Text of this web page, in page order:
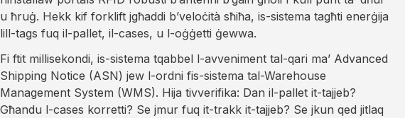
u ħruġ. Hekk kif forklift jgħaddi b’veloċità sħiħa, is-sistema tagħti enerġija
lill-tags fuq il-pallet, il-cases, u l-oġġetti ġewwa.
Fi ftit millisekondi, is-sistema tqabbel l-avveniment tal-qari ma’ Advanced
Shipping Notice (ASN) jew l-ordni fis-sistema tal-Warehouse
Management System (WMS). Hija tivverifika: Dan il-pallet it-tajjeb?
Għandu l-cases korretti? Se jmur fuq it-trakk it-tajjeb? Se jkun qed jitlaq